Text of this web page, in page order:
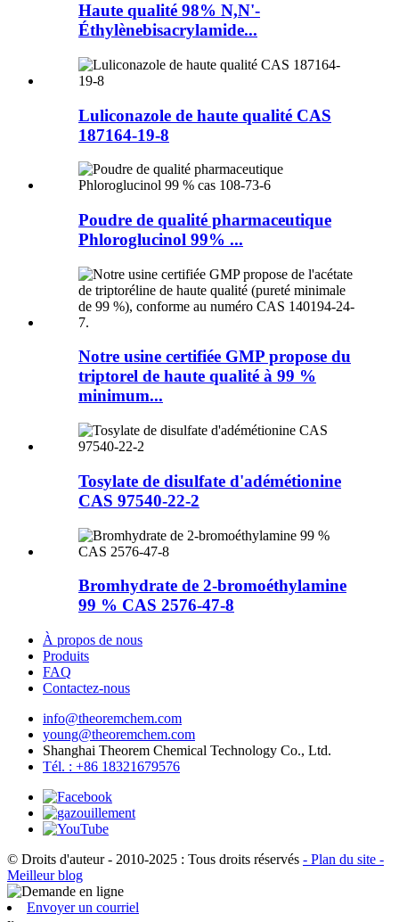
Haute qualité 98% N,N'-
Éthylènebisacrylamide...
Luliconazole de haute qualité CAS
187164-19-8
Poudre de qualité pharmaceutique
Phloroglucinol 99% ...
Notre usine certifiée GMP propose du
triptorel de haute qualité à 99 %
minimum...
Tosylate de disulfate d'adémétionine
CAS 97540-22-2
Bromhydrate de 2-bromoéthylamine
99 % CAS 2576-47-8
À propos de nous
Produits
FAQ
Contactez-nous
info@theoremchem.com
young@theoremchem.com
Shanghai Theorem Chemical Technology Co., Ltd.
Tél. : +86 18321679576
© Droits d'auteur - 2010-2025 : Tous droits réservés - Plan du site -
Meilleur blog
Envoyer un courriel